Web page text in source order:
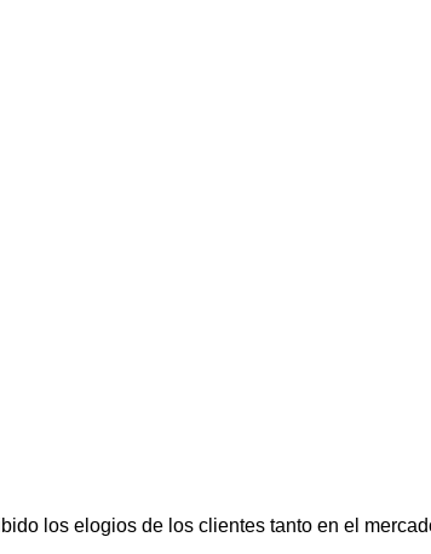
los elogios de los clientes tanto en el